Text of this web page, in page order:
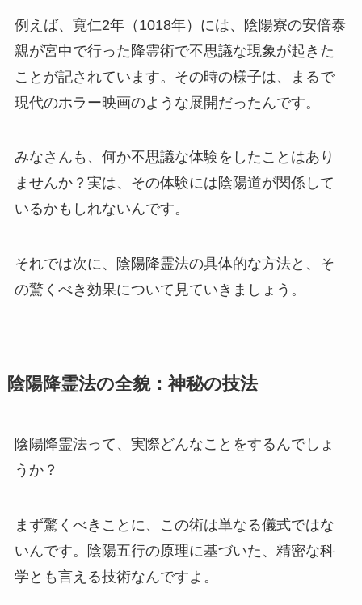
例えば、寛仁2年（1018年）には、陰陽寮の安倍泰
親が宮中で行った降霊術で不思議な現象が起きた
ことが記されています。その時の様子は、まるで
現代のホラー映画のような展開だったんです。
みなさんも、何か不思議な体験をしたことはあり
ませんか？実は、その体験には陰陽道が関係して
いるかもしれないんです。
それでは次に、陰陽降霊法の具体的な方法と、そ
の驚くべき効果について見ていきましょう。
陰陽降霊法の全貌：神秘の技法
陰陽降霊法って、実際どんなことをするんでしょ
うか？
まず驚くべきことに、この術は単なる儀式ではな
いんです。陰陽五行の原理に基づいた、精密な科
学とも言える技術なんですよ。